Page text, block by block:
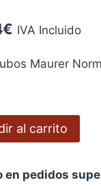
€ El
actual
11,14€.
IVA Incluido
Maurer
al carrito
en pedidos